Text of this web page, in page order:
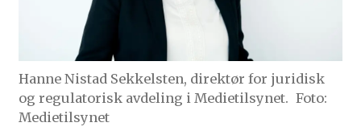
Hanne Nistad Sekkelsten, direktør for juridisk
og regulatorisk avdeling i Medietilsynet. Foto:
Medietilsynet